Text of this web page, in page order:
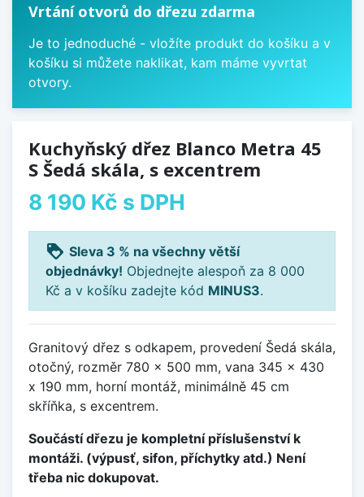
Vrtání otvorů do dřezu zdarma
Je to jednoduché - vložíte produkt do košíku a v
košíku si můžete naklikat, kam máme vyvrtat
otvory.
Kuchyňský dřez Blanco Metra 45
S Šedá skála, s excentrem
8 190 Kč s DPH
loyalty Sleva 3 % na všechny větší
objednávky! Objednejte alespoň za 8 000
Kč a v košíku zadejte kód MINUS3.
Granitový dřez s odkapem, provedení Šedá skála,
otočný, rozměr 780 x 500 mm, vana 345 x 430
x 190 mm, horní montáž, minimálně 45 cm
skříňka, s excentrem.
Součástí dřezu je kompletní příslušenství k
montáži. (výpusť, sifon, příchytky atd.) Není
třeba nic dokupovat.